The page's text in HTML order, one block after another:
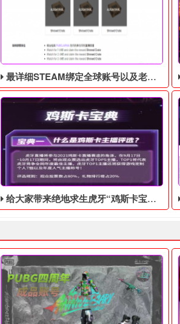
最详细STEAM绑定全球账号以及老鼠台掉宝攻略，常见问题解答
给大家带来绝地求生虎牙“鸡斯卡宝典”的福利活动，这次福利活动将于9月17日至10月17日开始